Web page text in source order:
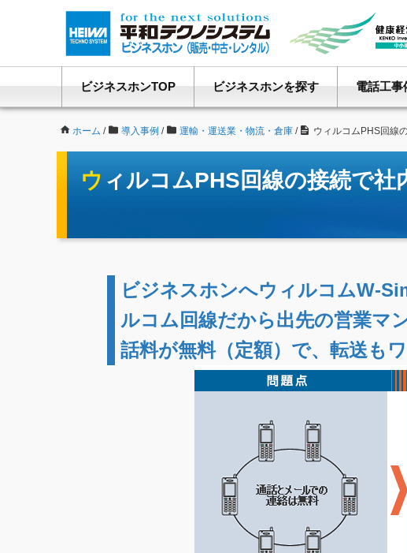
ビジネスホンTOP ビジネスホンを探す 電話工事
ホーム / 導入事例 / 運輸・運送業・物流・倉庫 / ウィルコムPHS回線
ウィルコムPHS回線の接続で
ビジネスホンへウィルコムW-
ルコム回線だから出先の営業マ
話料が無料（定額）で、転送もワ